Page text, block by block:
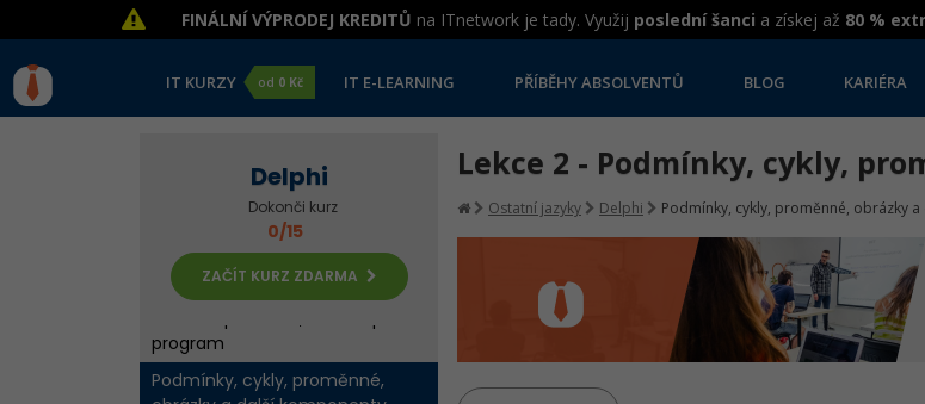
FINÁLNÍ VÝPRODEJ KREDITŮ na ITnetwork je tady. Využij poslední šanci a získej až 80 %
IT KURZY od 0 Kč IT E-LEARNING PŘÍBĚHY ABSOLVENTŮ BLOG KARIÉRA
Delphi
Dokonči kurz
0/15
ZAČÍT KURZ ZDARMA
program
Podmínky, cykly, proměnné,
Lekce 2 - Podmínky, cykly,
Ostatní jazyky Delphi Podmínky, cykly, proměnné, obrázky